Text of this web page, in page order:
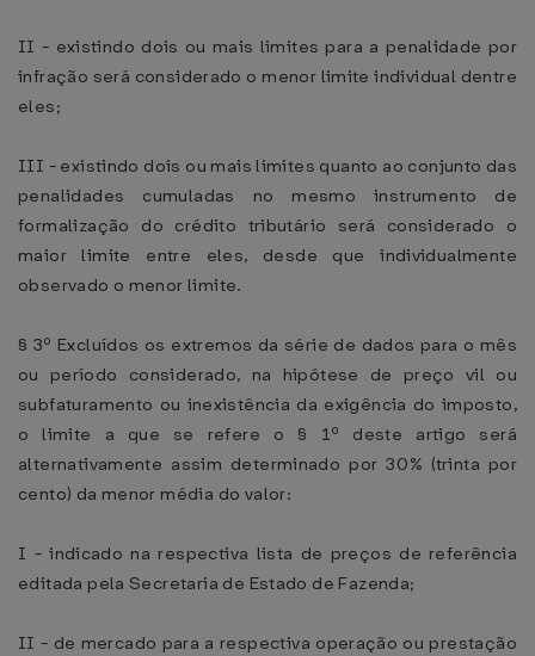
II - existindo dois ou mais limites para a penalidade por
infração será considerado o menor limite individual dentre
eles;
III - existindo dois ou mais limites quanto ao conjunto das
penalidades cumuladas no mesmo instrumento de
formalização do crédito tributário será considerado o
maior limite entre eles, desde que individualmente
observado o menor limite.
§ 3º Excluídos os extremos da série de dados para o mês
ou período considerado, na hipótese de preço vil ou
subfaturamento ou inexistência da exigência do imposto,
o limite a que se refere o § 1º deste artigo será
alternativamente assim determinado por 30% (trinta por
cento) da menor média do valor:
I - indicado na respectiva lista de preços de referência
editada pela Secretaria de Estado de Fazenda;
II - de mercado para a respectiva operação ou prestação